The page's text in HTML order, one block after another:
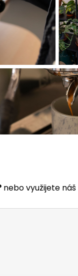
nebo využijete náš